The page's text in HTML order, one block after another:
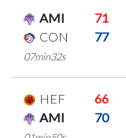
AMI
71
CON
77
07min32s
HEF
66
AMI
70